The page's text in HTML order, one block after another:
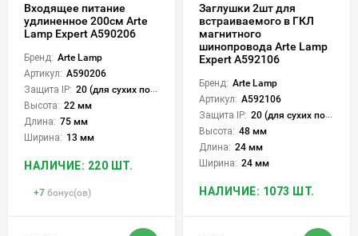
Входящее питание
удлиненное 200см Arte
Lamp Expert A590206
Бренд: Arte Lamp
Артикул: A590206
Защита IP: 20 (для сухих пом.)
Высота: 22 мм
Длина: 75 мм
Ширина: 13 мм
НАЛИЧИЕ: 220 ШТ.
+7 бонус(ов)
Заглушки 2шт для
встраиваемого в ГКЛ
магнитного
шинопровода Arte Lamp
Expert A592106
Бренд: Arte Lamp
Артикул: A592106
Защита IP: 20 (для сухих пом.)
Высота: 48 мм
Длина: 24 мм
Ширина: 24 мм
НАЛИЧИЕ: 1073 ШТ.